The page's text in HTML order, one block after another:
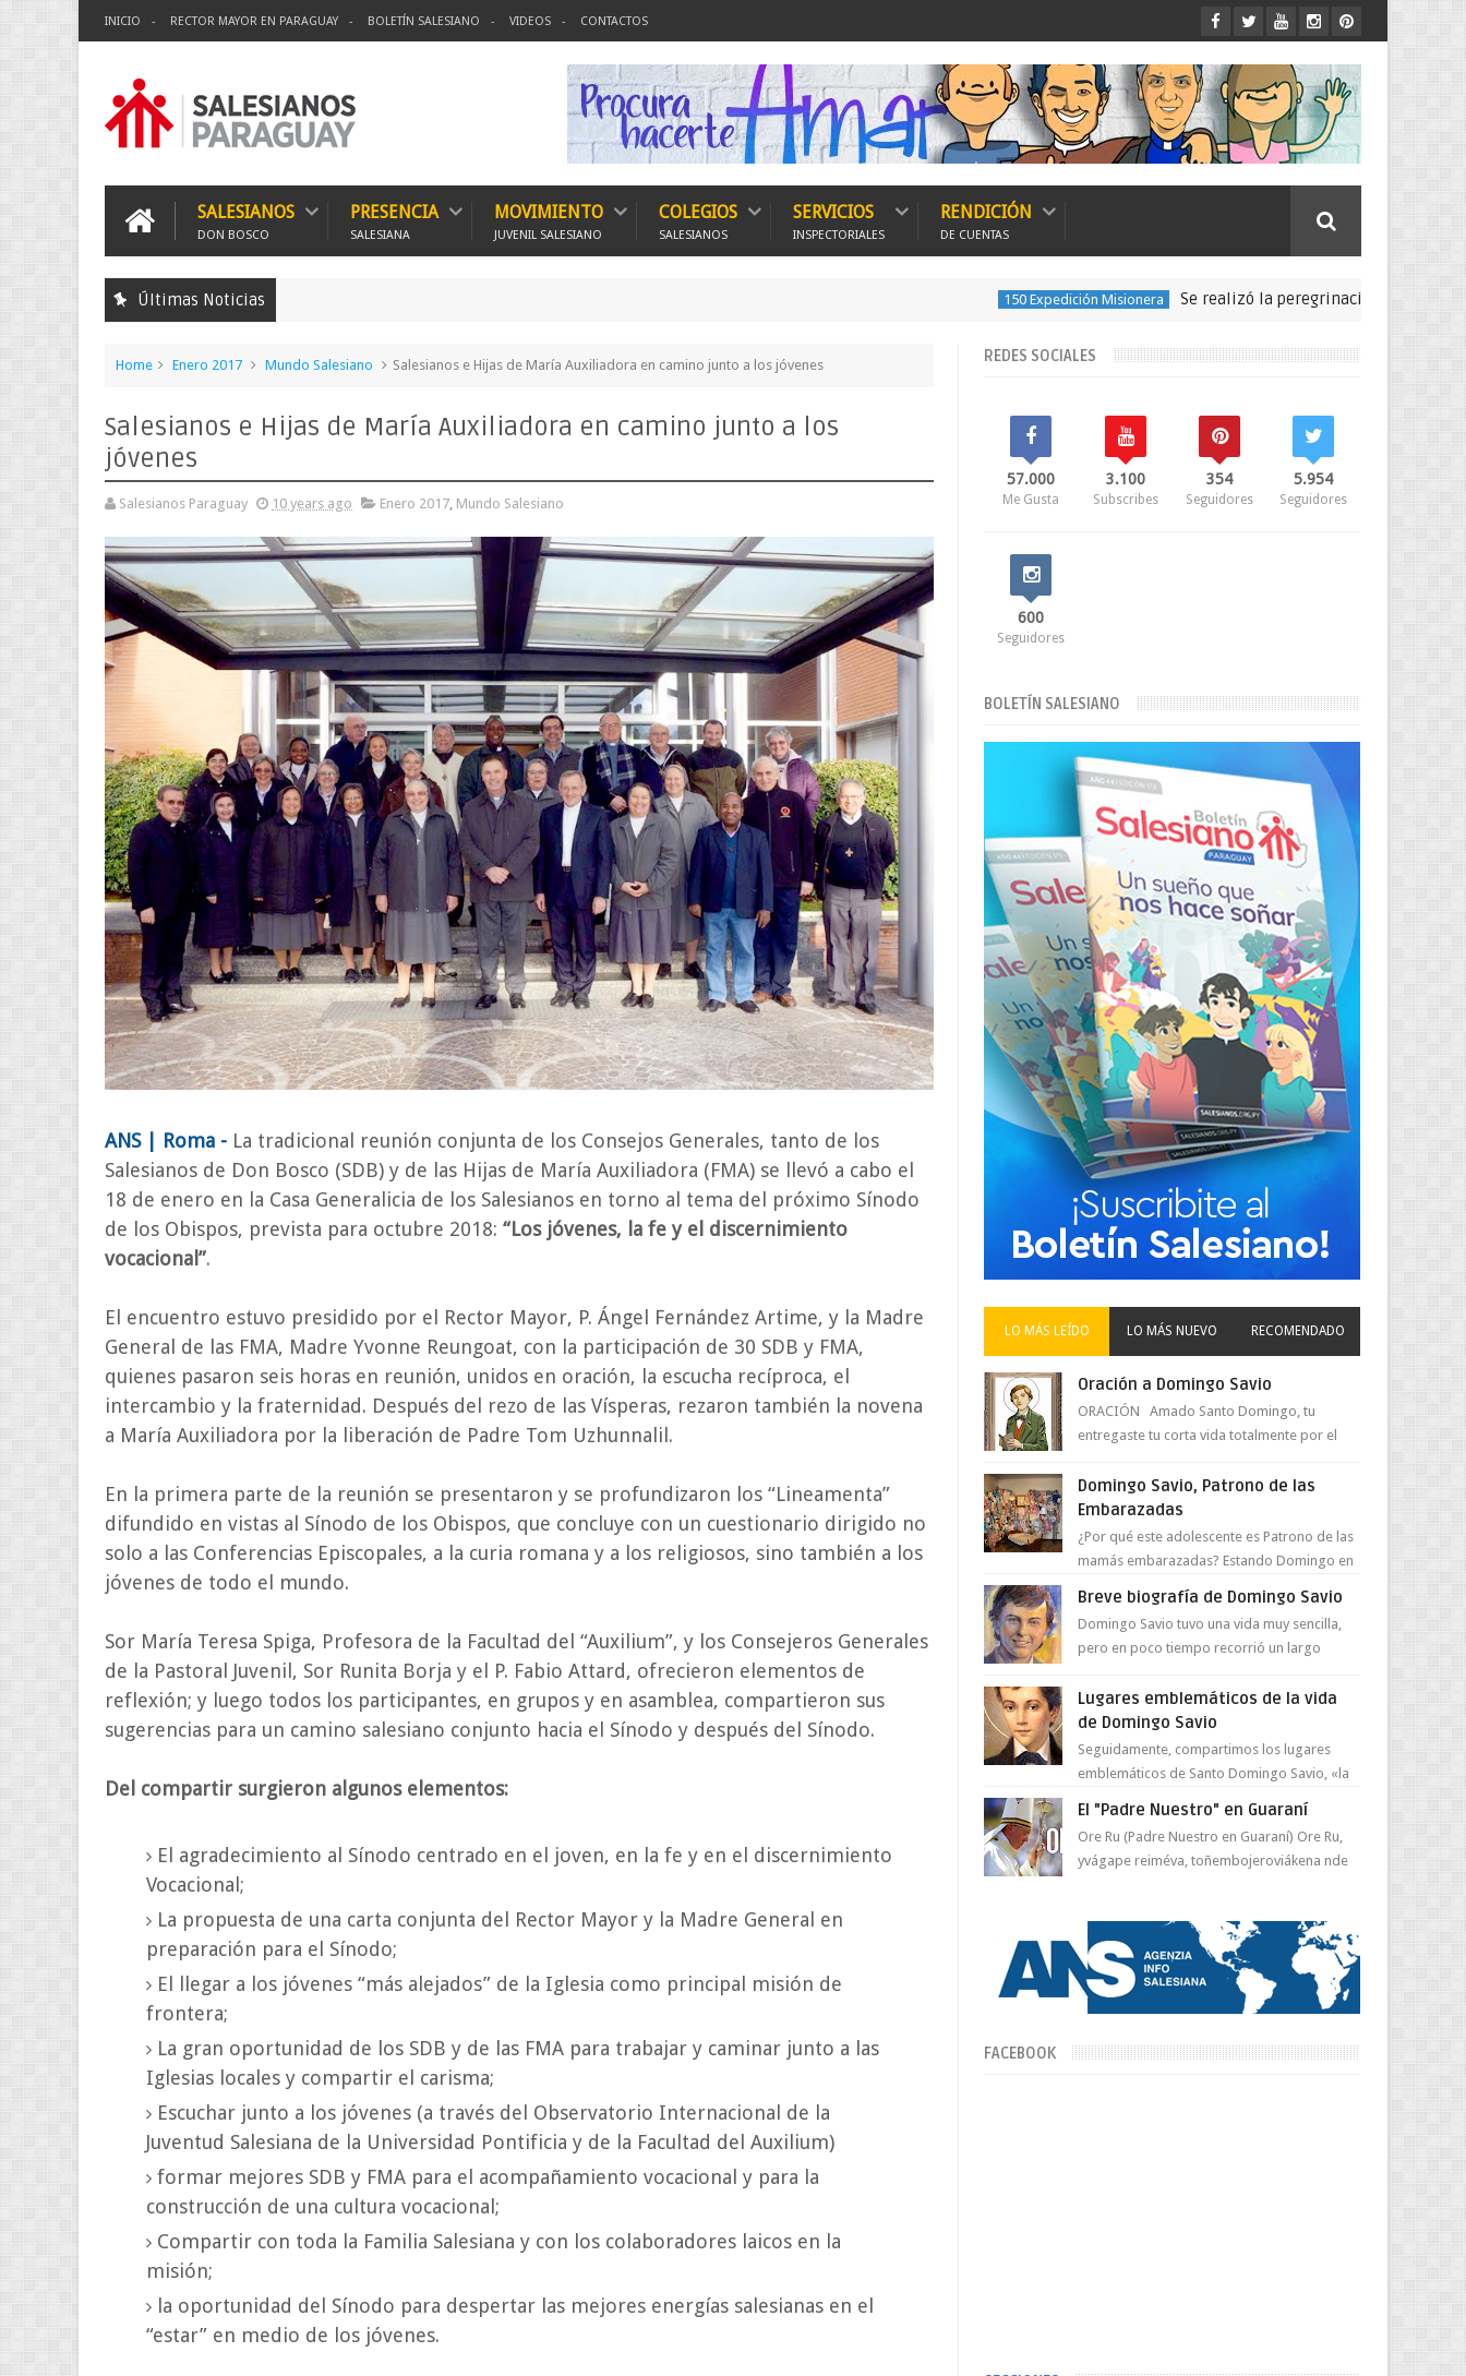
INICIO RECTOR MAYOR EN PARAGUAY BOLETÍN SALESIANO VIDEOS CONTACTOS
SALESIANOS
DON BOSCO
PRESENCIA
SALESIANA
MOVIMIENTO
JUVENIL SALESIANO
COLEGIOS
SALESIANOS
SERVICIOS
INSPECTORIALES
RENDICIÓN
DE CUENTAS
Últimas Noticias 150 Expedición Misionera Se realizó la peregrinación para seguir las
Home Enero 2017 Mundo Salesiano Salesianos e Hijas de María Auxiliadora en camino junto a los jóvenes
Salesianos e Hijas de María Auxiliadora en camino junto a los
jóvenes
Salesianos Paraguay 10 years ago Enero 2017, Mundo Salesiano
ANS | Roma - La tradicional reunión conjunta de los Consejos Generales, tanto de los
Salesianos de Don Bosco (SDB) y de las Hijas de María Auxiliadora (FMA) se llevó a cabo el
18 de enero en la Casa Generalicia de los Salesianos en torno al tema del próximo Sínodo
de los Obispos, prevista para octubre 2018: “Los jóvenes, la fe y el discernimiento
vocacional”.
El encuentro estuvo presidido por el Rector Mayor, P. Ángel Fernández Artime, y la Madre
General de las FMA, Madre Yvonne Reungoat, con la participación de 30 SDB y FMA,
quienes pasaron seis horas en reunión, unidos en oración, la escucha recíproca, el
intercambio y la fraternidad. Después del rezo de las Vísperas, rezaron también la novena
a María Auxiliadora por la liberación de Padre Tom Uzhunnalil.
En la primera parte de la reunión se presentaron y se profundizaron los “Lineamenta”
difundido en vistas al Sínodo de los Obispos, que concluye con un cuestionario dirigido no
solo a las Conferencias Episcopales, a la curia romana y a los religiosos, sino también a los
jóvenes de todo el mundo.
Sor María Teresa Spiga, Profesora de la Facultad del “Auxilium”, y los Consejeros Generales
de la Pastoral Juvenil, Sor Runita Borja y el P. Fabio Attard, ofrecieron elementos de
reflexión; y luego todos los participantes, en grupos y en asamblea, compartieron sus
sugerencias para un camino salesiano conjunto hacia el Sínodo y después del Sínodo.
Del compartir surgieron algunos elementos:
El agradecimiento al Sínodo centrado en el joven, en la fe y en el discernimiento
Vocacional;
La propuesta de una carta conjunta del Rector Mayor y la Madre General en
preparación para el Sínodo;
El llegar a los jóvenes “más alejados” de la Iglesia como principal misión de
frontera;
La gran oportunidad de los SDB y de las FMA para trabajar y caminar junto a las
Iglesias locales y compartir el carisma;
Escuchar junto a los jóvenes (a través del Observatorio Internacional de la
Juventud Salesiana de la Universidad Pontificia y de la Facultad del Auxilium)
formar mejores SDB y FMA para el acompañamiento vocacional y para la
construcción de una cultura vocacional;
Compartir con toda la Familia Salesiana y con los colaboradores laicos en la
misión;
la oportunidad del Sínodo para despertar las mejores energías salesianas en el
“estar” en medio de los jóvenes.
REDES SOCIALES
57.000
Me Gusta
3.100
Subscribes
354
Seguidores
5.954
Seguidores
600
Seguidores
BOLETÍN SALESIANO
LO MÁS LEÍDO LO MÁS NUEVO RECOMENDADO
Oración a Domingo Savio
ORACIÓN Amado Santo Domingo, tu
entregaste tu corta vida totalmente por el
juventud para ...
Domingo Savio, Patrono de las
Embarazadas
¿Por qué este adolescente es Patrono de las
mamás embarazadas? Estando Domingo en
el Oratorio en Turín, un día le pide a Don
Breve biografía de Domingo Savio
Domingo Savio tuvo una vida muy sencilla,
pero en poco tiempo recorrió un largo
Espíritu Santo y fr...
Lugares emblemáticos de la vida
de Domingo Savio
Seguidamente, compartimos los lugares
emblemáticos de Santo Domingo Savio, «la
obra maestra de la pedagogía de Don
El "Padre Nuestro" en Guaraní
Ore Ru (Padre Nuestro en Guaraní) Ore Ru,
yvágape reiméva, toñembojeroviákena nde
FACEBOOK